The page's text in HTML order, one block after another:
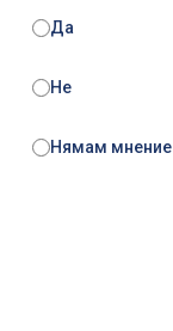
Да
Не
Нямам мнение